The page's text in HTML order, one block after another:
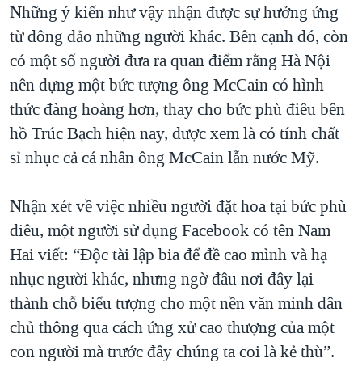
Những ý kiến như vậy nhận được sự hưởng ứng
từ đông đảo những người khác. Bên cạnh đó, còn
có một số người đưa ra quan điểm rằng Hà Nội
nên dựng một bức tượng ông McCain có hình
thức đàng hoàng hơn, thay cho bức phù điêu bên
hồ Trúc Bạch hiện nay, được xem là có tính chất
sỉ nhục cả cá nhân ông McCain lẫn nước Mỹ.
Nhận xét về việc nhiều người đặt hoa tại bức phù
điêu, một người sử dụng Facebook có tên Nam
Hai viết: “Độc tài lập bia để đề cao mình và hạ
nhục người khác, nhưng ngờ đâu nơi đây lại
thành chỗ biểu tượng cho một nền văn minh dân
chủ thông qua cách ứng xử cao thượng của một
con người mà trước đây chúng ta coi là kẻ thù”.